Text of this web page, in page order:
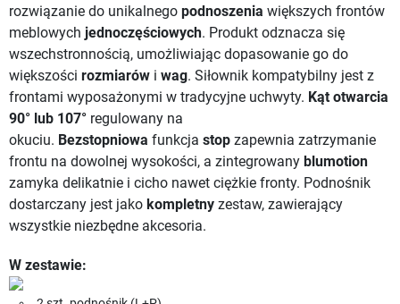
rozwiązanie do unikalnego podnoszenia większych frontów
meblowych jednoczęściowych. Produkt odznacza się
wszechstronnością, umożliwiając dopasowanie go do
większości rozmiarów i wag. Siłownik kompatybilny jest z
frontami wyposażonymi w tradycyjne uchwyty. Kąt otwarcia
90° lub 107° regulowany na
okuciu. Bezstopniowa funkcja stop zapewnia zatrzymanie
frontu na dowolnej wysokości, a zintegrowany blumotion
zamyka delikatnie i cicho nawet ciężkie fronty. Podnośnik
dostarczany jest jako kompletny zestaw, zawierający
wszystkie niezbędne akcesoria.
W zestawie: